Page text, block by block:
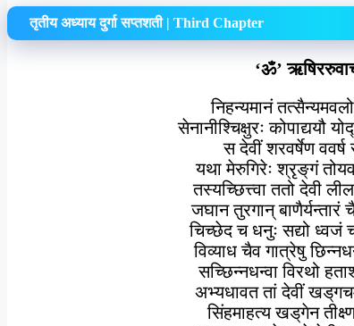
तृतीय अध्याय दुर्गा सप्तशती | Third Chapter
‘ॐ’
निहन्यमानं
सेनानीश्‍चिक्षुरः कोपाद्ययौ
स देवीं शरवर्षेण
यथा मेरुगिरेः श्रृङ्‌गं
तस्यच्छित्त्वा ततो देवी
जघान तुरगान् बाणैर्यन्तारं
चिच्छेद च धनुः सद्यो ध्वजं
विव्याध चैव गात्रेषु
सच्छिन्नधन्वा विरथो
अभ्यधावत तां देवीं
सिंहमाहत्य खड्‌गेन